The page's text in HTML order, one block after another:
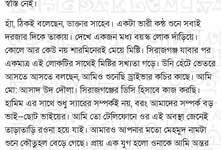
স্বস্তি নেই।
হাঁা, ঠিকই বলেছেন, ডাক্তার সাহেব। একটা ভারী কন্ঠ শুনে সবাই
দরজার দিকে তাকায়। দেখে একজন মধ্য বয়স্ক লোক দাঁড়িয়ে।
কোলে আর কেউ নয় শারমিনেরই মেয়ে মিষ্টি। সিরাজগঞ্জ যাবার পর
একমাত্র এই লোকটির সাথেই মিষ্টির সখ্যতা গড়ে। উনি হেঁটে ভেতরে
আসতে আসতে বলছেন, আমিও শুনেছি ড্রাইভার কচির কাছে। আমি
মো: আসাদ উদ দৌলা। সিরাজগঞ্জের ডিসি হিসাবে কাজ করছি।
হামিম এর সাথে শুধু স্যারের সম্পর্কই নয়, বরং আমাদের সম্পর্ক বড়
ভাই—ছোট ভাইয়ের। আমি তো টেলিফোনে ওর এই অবস্থা জেনেই
তাড়াতাড়ি রওনা হয়ে যাই। আমারও আপনার মতো মেহমুদ নামটা
শুনে কৌতুহল বেড়ে গেছে। প্রায় এক যুগ হলো ওনাকে আমি অন্তর